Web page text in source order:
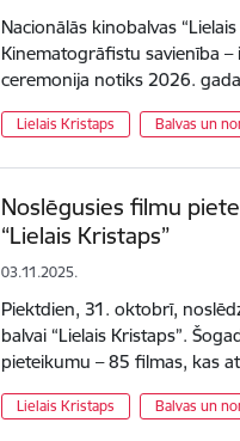
Nacionālās kinobalvas
Kinematogrāfistu savienība
ceremonija notiks 2026.
Lielais Kristaps Balvas un
Noslēgusies filmu
“Lielais Kristaps”
03.11.2025.
Piektdien, 31. oktobrī,
balvai “Lielais Kristaps”.
pieteikumu – 85 filmas, kas
Lielais Kristaps Balvas un